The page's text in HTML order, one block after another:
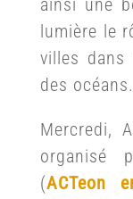
ainsi une
lumière le
villes
des océans.
Mercredi,
organisé
(ACTeon